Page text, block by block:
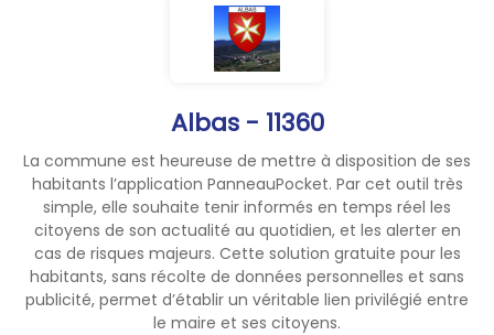
Albas - 11360
La commune est heureuse de mettre à disposition de ses
habitants l’application PanneauPocket. Par cet outil très
simple, elle souhaite tenir informés en temps réel les
citoyens de son actualité au quotidien, et les alerter en
cas de risques majeurs. Cette solution gratuite pour les
habitants, sans récolte de données personnelles et sans
publicité, permet d’établir un véritable lien privilégié entre
le maire et ses citoyens.